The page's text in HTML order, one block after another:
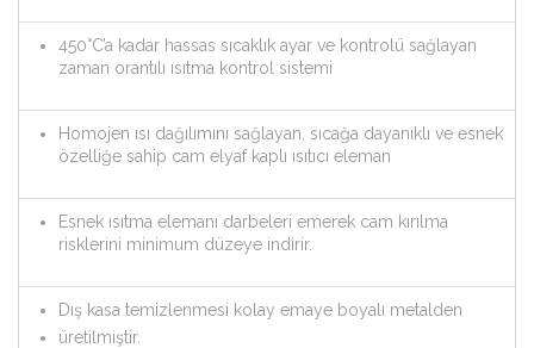
450°C’a kadar hassas sıcaklık ayar ve kontrolü sağlayan
zaman orantılı ısıtma kontrol sistemi
Homojen ısı dağılımını sağlayan, sıcağa dayanıklı ve esnek
özelliğe sahip cam elyaf kaplı ısıtıcı eleman
Esnek ısıtma elemanı darbeleri emerek cam kırılma
risklerini minimum düzeye indirir.
Dış kasa temizlenmesi kolay emaye boyalı metalden
üretilmiştir.